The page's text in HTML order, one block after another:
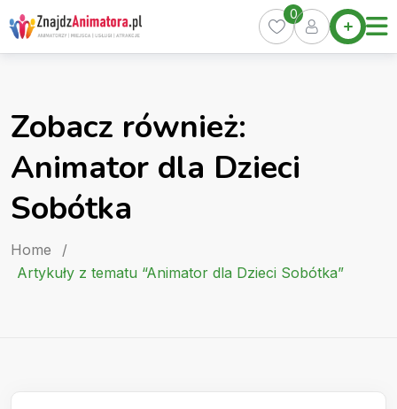
Skip
to
content
Home
Oferty
Kurs
0
Zobacz również:
Animator dla Dzieci
Sobótka
Home
/
Artykuły z tematu “Animator dla Dzieci Sobótka”